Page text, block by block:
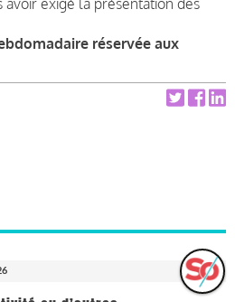
réservée aux